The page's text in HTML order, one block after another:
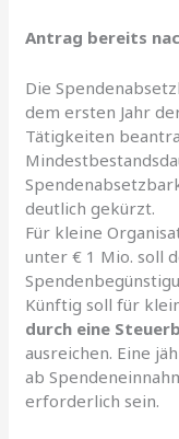
Antrag bereits
Die
dem ersten Jahr
Tätigkeiten
deutlich gekürzt.
Für kleine
unter € 1 Mio. soll
Künftig soll für
durch eine
ausreichen. Eine
ab
erforderlich sein.